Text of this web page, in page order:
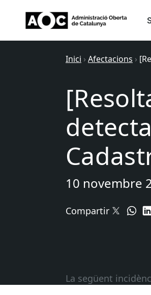
Inici › Afectacions ›
10 novembre
Compartir
La següent